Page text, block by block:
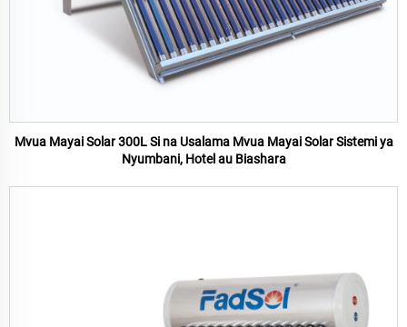
Mvua Mayai Solar 300L Si na Usalama Mvua Mayai Solar Sistemi ya
Nyumbani, Hotel au Biashara